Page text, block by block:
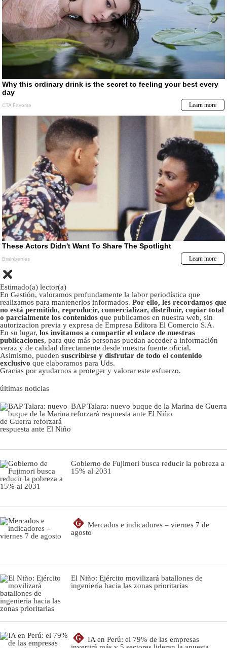
Estimado(a) lector(a)
En Gestión, valoramos profundamente la labor periodística que
realizamos para mantenerlos informados. Por ello, les recordamos que
no está permitido, reproducir, comercializar, distribuir, copiar total
o parcialmente los contenidos que publicamos en nuestra web, sin
autorizacion previa y expresa de Empresa Editora El Comercio S.A.
En su lugar, los invitamos a compartir el enlace de nuestras
publicaciones, para que más personas puedan acceder a información
veraz y de calidad directamente desde nuestra fuente oficial.
Asimismo, pueden suscribirse y disfrutar de todo el contenido
exclusivo que elaboramos para Uds.
Gracias por ayudarnos a proteger y valorar este esfuerzo.
últimas noticias
BAP Talara: nuevo buque de la Marina de Guerra
reforzará respuesta ante El Niño
Gobierno de Fujimori busca reducir la pobreza a
15% al 2031
G
Mercados e indicadores – viernes 7 de
agosto
El Niño: Ejército movilizará batallones de
ingeniería hacia las zonas prioritarias
G
IA en Perú: el 79% de las empresas